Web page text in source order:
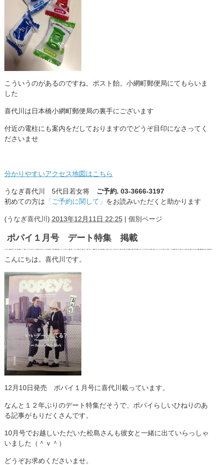
こういうのがあるのですね。ポスト飴。小網町郵便局にてもらいま
した
喜代川は日本橋小網町郵便局の裏手にございます
付近の電柱にも案内をだしておりますのでどうぞ目印になさってく
ださいませ
分かりやすいアクセス地図はこちら
うなぎ喜代川 5代目若女将 ご予約. 03-3666-3197
初めての方は 「ご予約に関して」 をお読みいただくと助かります
(うなぎ喜代川 ) 2013年12月11日 22:25| 個別ページ
ポパイ１月号 デート特集 掲載
こんにちは。喜代川です。
12月10日発売 ポパイ１月号に喜代川載っています。
なんと１２年ぶりのデート特集だそうで、ポパイらしいひねりのあ
る記事がもりだくさんです。
10月号でお越しいただいた松島さんも彼女と一緒に出ていらっしゃ
いました（＾ｖ＾）
どうぞお求めくださいませ。